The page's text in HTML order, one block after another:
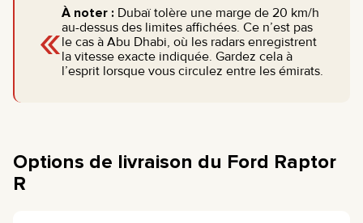
«À noter : Dubaï tolère une marge de 20 km/h
au-dessus des limites affichées. Ce n’est pas
le cas à Abu Dhabi, où les radars enregistrent
la vitesse exacte indiquée. Gardez cela à
l’esprit lorsque vous circulez entre les émirats.
Options de livraison du Ford Raptor
R